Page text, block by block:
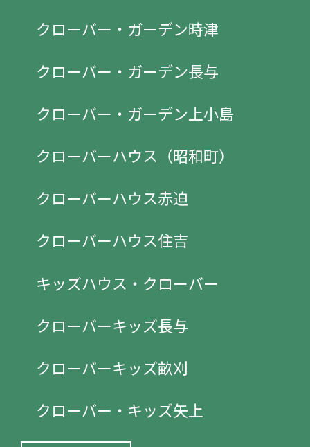
クローバー・ガーデン時津
クローバー・ガーデン長与
クローバー・ガーデン上小島
クローバーハウス（昭和町）
クローバーハウス赤迫
クローバーハウス住吉
キッズハウス・クローバー
クローバーキッズ長与
クローバーキッズ畝刈
クローバー・キッズ矢上